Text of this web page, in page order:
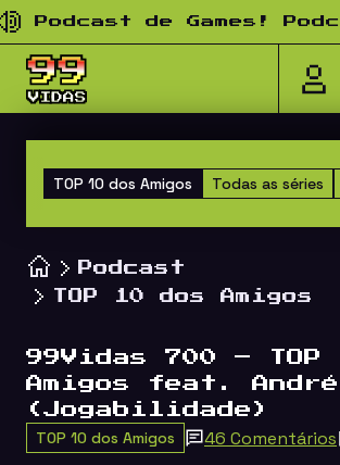
Pular para o conteúdo
de Games!
Todas as séries
TOP 10 dos Amigos
Podcast
TOP 10 dos Amigos
99Vidas 700 – TOP
Amigos feat. André
(Jogabilidade)
TOP 10 dos Amigos 46 Comentários